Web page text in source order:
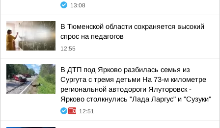
13:08
В Тюменской области сохраняется высокий
спрос на педагогов
12:55
В ДТП под Ярково разбилась семья из
Сургута с тремя детьми На 73-м километре
региональной автодороги Ялуторовск -
Ярково столкнулись "Лада Ларгус" и "Сузуки"
12:51